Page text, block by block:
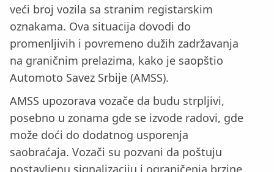
veći broj vozila sa stranim registarskim
oznakama. Ova situacija dovodi do
promenljivih i povremeno dužih zadržavanja
na graničnim prelazima, kako je saopštio
Automoto Savez Srbije (AMSS).
AMSS upozorava vozače da budu strpljivi,
posebno u zonama gde se izvode radovi, gde
može doći do dodatnog usporenja
saobraćaja. Vozači su pozvani da poštuju